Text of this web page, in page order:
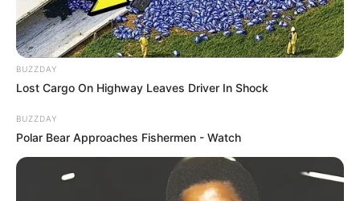
BUZZDAY
Lost Cargo On Highway Leaves Driver In Shock
BUZZDAY
Polar Bear Approaches Fishermen - Watch